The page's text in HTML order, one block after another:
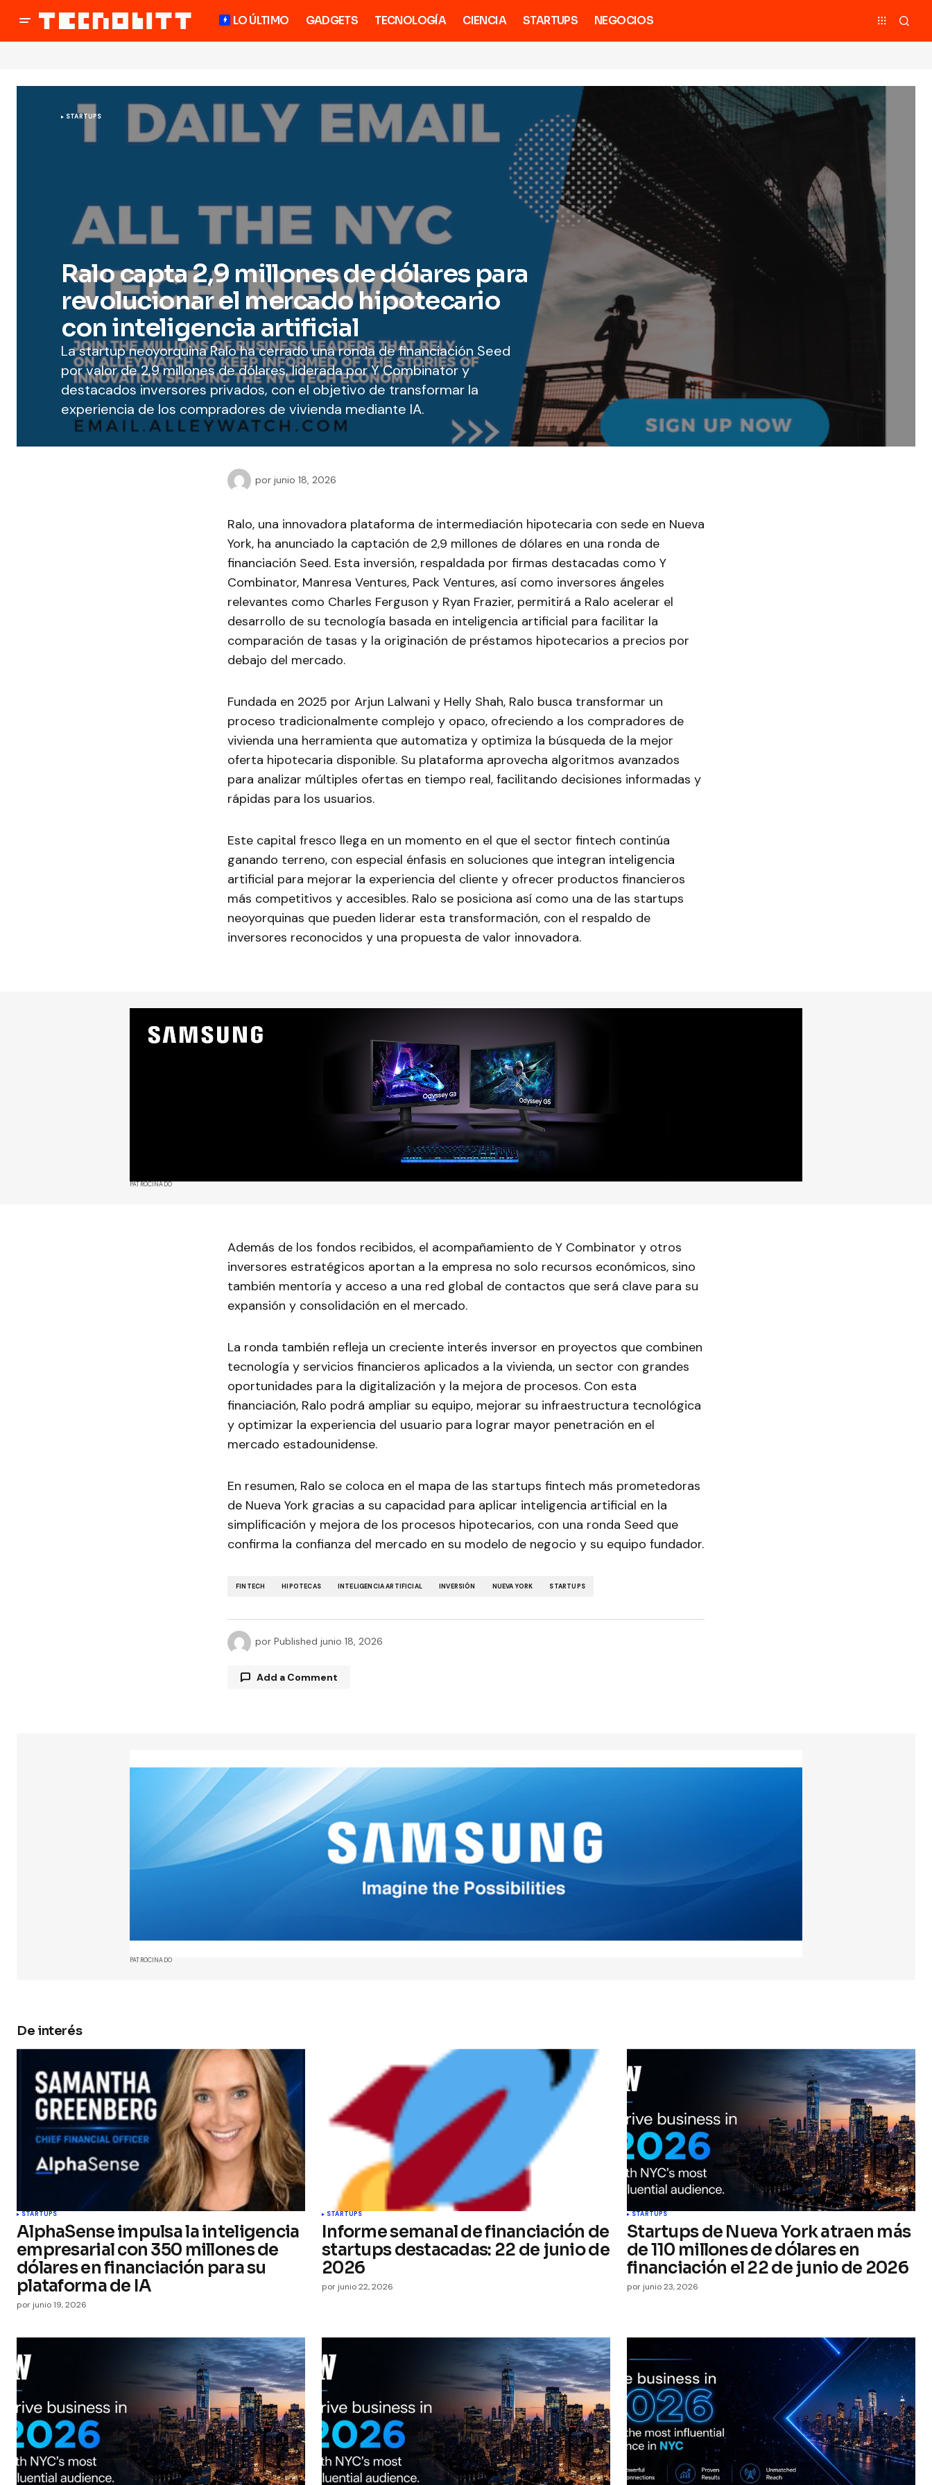
LO ÚLTIMO GADGETS TECNOLOGÍA CIENCIA STARTUPS NEGOCIOS
STARTUPS
Ralo capta 2,9 millones de dólares para
revolucionar el mercado hipotecario
con inteligencia artificial
La startup neoyorquina Ralo ha cerrado una ronda de financiación Seed
por valor de 2,9 millones de dólares, liderada por Y Combinator y
destacados inversores privados, con el objetivo de transformar la
experiencia de los compradores de vivienda mediante IA.
por junio 18, 2026
Ralo, una innovadora plataforma de intermediación hipotecaria con sede en Nueva
York, ha anunciado la captación de 2,9 millones de dólares en una ronda de
financiación Seed. Esta inversión, respaldada por firmas destacadas como Y
Combinator, Manresa Ventures, Pack Ventures, así como inversores ángeles
relevantes como Charles Ferguson y Ryan Frazier, permitirá a Ralo acelerar el
desarrollo de su tecnología basada en inteligencia artificial para facilitar la
comparación de tasas y la originación de préstamos hipotecarios a precios por
debajo del mercado.
Fundada en 2025 por Arjun Lalwani y Helly Shah, Ralo busca transformar un
proceso tradicionalmente complejo y opaco, ofreciendo a los compradores de
vivienda una herramienta que automatiza y optimiza la búsqueda de la mejor
oferta hipotecaria disponible. Su plataforma aprovecha algoritmos avanzados
para analizar múltiples ofertas en tiempo real, facilitando decisiones informadas y
rápidas para los usuarios.
Este capital fresco llega en un momento en el que el sector fintech continúa
ganando terreno, con especial énfasis en soluciones que integran inteligencia
artificial para mejorar la experiencia del cliente y ofrecer productos financieros
más competitivos y accesibles. Ralo se posiciona así como una de las startups
neoyorquinas que pueden liderar esta transformación, con el respaldo de
inversores reconocidos y una propuesta de valor innovadora.
PATROCINADO
Además de los fondos recibidos, el acompañamiento de Y Combinator y otros
inversores estratégicos aportan a la empresa no solo recursos económicos, sino
también mentoría y acceso a una red global de contactos que será clave para su
expansión y consolidación en el mercado.
La ronda también refleja un creciente interés inversor en proyectos que combinen
tecnología y servicios financieros aplicados a la vivienda, un sector con grandes
oportunidades para la digitalización y la mejora de procesos. Con esta
financiación, Ralo podrá ampliar su equipo, mejorar su infraestructura tecnológica
y optimizar la experiencia del usuario para lograr mayor penetración en el
mercado estadounidense.
En resumen, Ralo se coloca en el mapa de las startups fintech más prometedoras
de Nueva York gracias a su capacidad para aplicar inteligencia artificial en la
simplificación y mejora de los procesos hipotecarios, con una ronda Seed que
confirma la confianza del mercado en su modelo de negocio y su equipo fundador.
FINTECH HIPOTECAS INTELIGENCIA ARTIFICIAL INVERSIÓN NUEVA YORK STARTUPS
por Published junio 18, 2026
Add a Comment
*
Your E-mail*
próxima vez que comente.
PATROCINADO
De interés
STARTUPS
AlphaSense impulsa la inteligencia
empresarial con 350 millones de
dólares en financiación para su
plataforma de IA
por junio 19, 2026
STARTUPS
Informe semanal de financiación de
startups destacadas: 22 de junio de
2026
por junio 22, 2026
STARTUPS
Startups de Nueva York atraen más
de 110 millones de dólares en
financiación el 22 de junio de 2026
por junio 23, 2026